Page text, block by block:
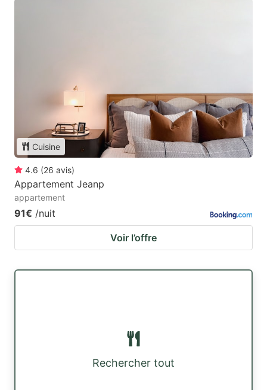
Cuisine
4.6 (26 avis)
Appartement Jeanp
appartement
91€ /nuit
Voir l’offre
Rechercher tout